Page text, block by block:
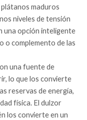
maduros
niveles de tensión
una opción inteligente
o complemento de las
una fuente de
lo que los convierte
reservas de energía,
física. El dulzor
los convierte en un